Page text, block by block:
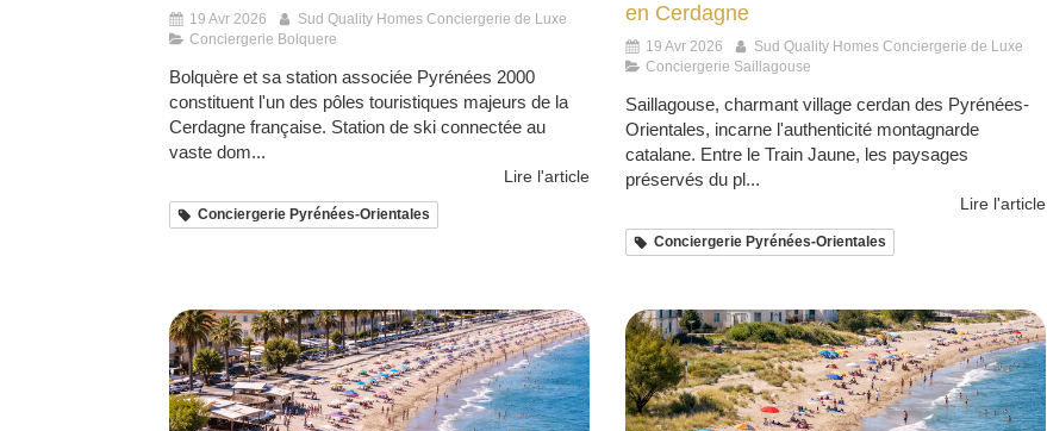
19 Avr 2026
Sud Quality Homes Conciergerie de Luxe
Conciergerie Bolquere
Bolquère et sa station associée Pyrénées 2000
constituent l'un des pôles touristiques majeurs de la
Cerdagne française. Station de ski connectée au
vaste dom...
Lire l'article
Conciergerie Pyrénées-Orientales
en Cerdagne
19 Avr 2026
Sud Quality Homes Conciergerie de Luxe
Conciergerie Saillagouse
Saillagouse, charmant village cerdan des Pyrénées-
Orientales, incarne l'authenticité montagnarde
catalane. Entre le Train Jaune, les paysages
préservés du pl...
Lire l'article
Conciergerie Pyrénées-Orientales